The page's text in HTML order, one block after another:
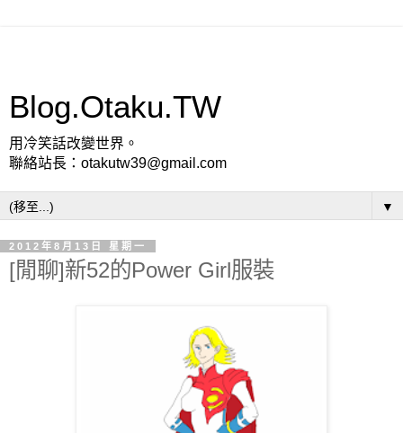
Blog.Otaku.TW
用冷笑話改變世界。
聯絡站長：otakutw39@gmail.com
▼
2012年8月13日 星期一
[閒聊]新52的Power Girl服裝